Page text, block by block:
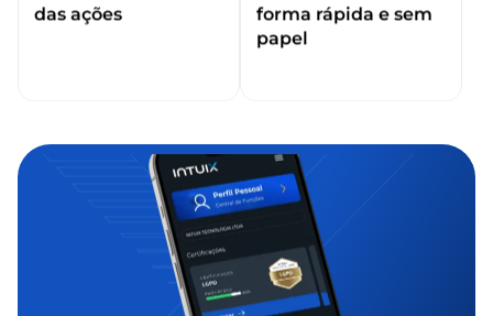
das ações
forma rápida e sem
papel